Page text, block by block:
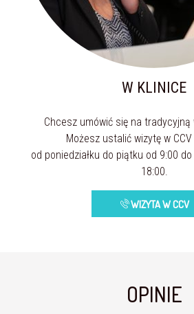
W KLINICE
Chcesz umówić się na tradycyjną
Możesz ustalić wizytę w
od poniedziałku do piątku od 9:00
18:00.
WIZYTA W CCV
OPINIE